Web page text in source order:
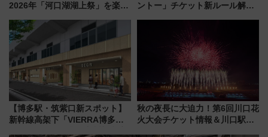
2026年「河口湖湖上祭」を楽し
ススメ
ントー」チケット新ルール解
本人確認が11月スタート
【博多駅・筑紫口新スポット】
新幹線高架下「VIERRA博多テ
秋の夜長に大迫力！第6回川口花
火大会チケット情報＆川口駅か